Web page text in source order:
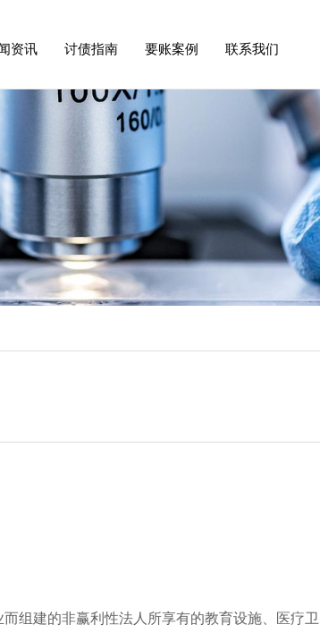
资讯 讨债指南 要账案例 联系我们
组建的非赢利性法人所享有的教育设施、医疗卫